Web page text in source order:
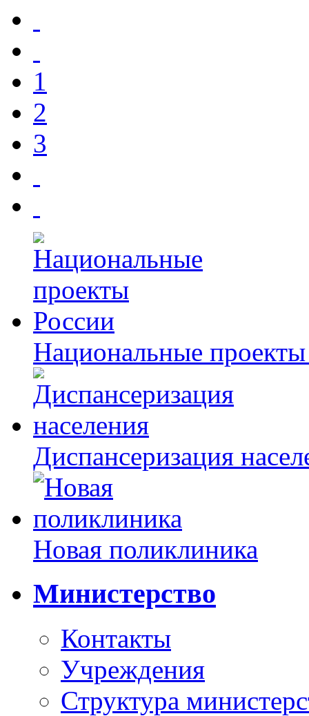
1
2
3
Национальные
Диспансеризация
Новая поликлиника
Министерство
Контакты
Учреждения
Структура